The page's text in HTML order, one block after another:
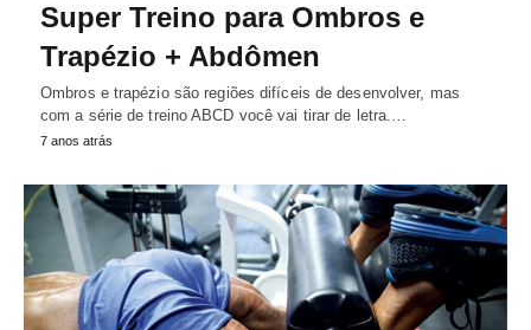
Super Treino para Ombros e
Trapézio + Abdômen
Ombros e trapézio são regiões difíceis de desenvolver, mas
com a série de treino ABCD você vai tirar de letra.…
7 anos atrás